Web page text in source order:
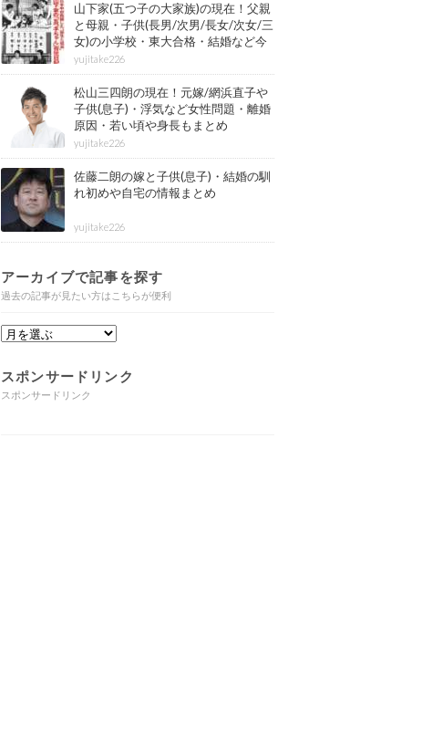
山下家(五つ子の大家族)の現在！父親
と母親・子供(長男/次男/長女/次女/三
女)の小学校・東大合格・結婚など今
もまとめ
yujitake226
松山三四朗の現在！元嫁/網浜直子や
子供(息子)・浮気など女性問題・離婚
原因・若い頃や身長もまとめ
yujitake226
佐藤二朗の嫁と子供(息子)・結婚の馴
れ初めや自宅の情報まとめ
yujitake226
アーカイブで記事を探す
過去の記事が見たい方はこちらが便利
スポンサードリンク
スポンサードリンク